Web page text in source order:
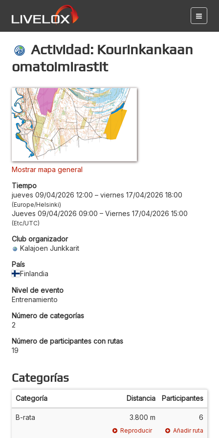
Actividad: Kourinkankaan
omatoimirastit
Mostrar mapa general
Tiempo
jueves 09/04/2026 12:00 – viernes 17/04/2026 18:00
Europe/Helsinki
Jueves 09/04/2026 09:00 – Viernes 17/04/2026 15:00
Etc/UTC
Club organizador
Kalajoen Junkkarit
País
Finlandia
Nivel de evento
Entrenamiento
Número de categorías
2
Número de participantes con rutas
19
Categorías
Categoría Distancia Participantes
B-rata 3.800 m 6
Reproducir Añadir ruta